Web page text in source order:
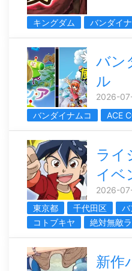
キングダム バンダイ
バン
ル
2026-
バンダイナムコ
ACE
ライ
イベ
2026-
東京都
千代田区
バ
コトブキヤ
絶対無敵
新作